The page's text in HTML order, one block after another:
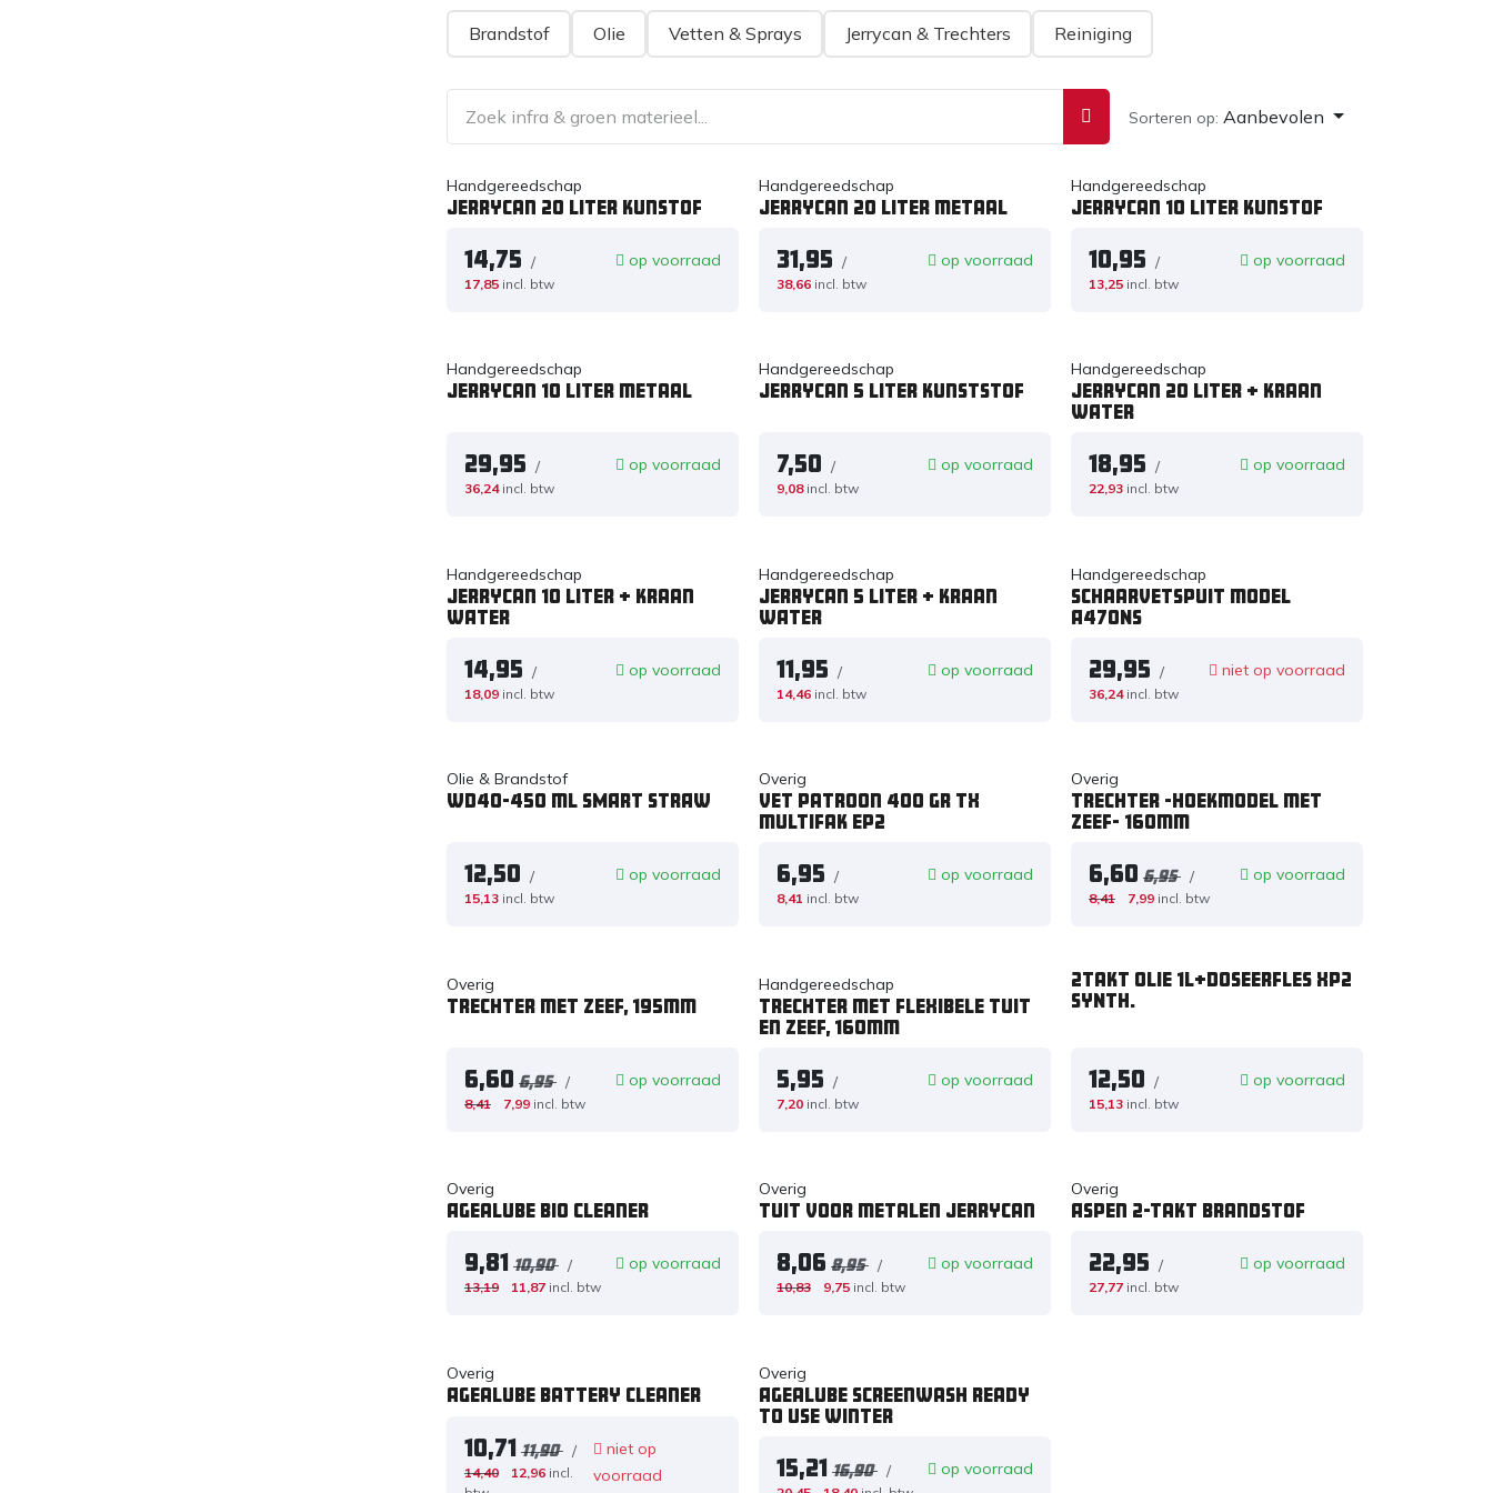
Brandstof OIie Vetten & Sprays Jerrycan & Trechters Reiniging
Sorteren op: Aanbevolen
Handgereedschap
Jerrycan 20 liter kunstof
14,75 /
17,85 incl. btw
op voorraad
Handgereedschap
Jerrycan 20 liter metaal
31,95 /
38,66 incl. btw
op voorraad
Handgereedschap
Jerrycan 10 liter kunstof
10,95 /
13,25 incl. btw
op voorraad
Handgereedschap
Jerrycan 10 liter metaal
29,95 /
36,24 incl. btw
op voorraad
Handgereedschap
Jerrycan 5 liter kunststof
7,50 /
9,08 incl. btw
op voorraad
Handgereedschap
Jerrycan 20 liter + kraan
WATER
18,95 /
22,93 incl. btw
op voorraad
Handgereedschap
Jerrycan 10 liter + kraan
WATER
14,95 /
18,09 incl. btw
op voorraad
Handgereedschap
Jerrycan 5 liter + kraan
WATER
11,95 /
14,46 incl. btw
op voorraad
Handgereedschap
Schaarvetspuit model
A470NS
29,95 /
36,24 incl. btw
niet op voorraad
Olie & Brandstof
WD40-450 ml SMART STRAW
12,50 /
15,13 incl. btw
op voorraad
Overig
Vet patroon 400 gr TX
multifak EP2
6,95 /
8,41 incl. btw
op voorraad
Overig
Trechter -hoekmodel met
zeef- 160mm
6,60 6,95 /
8,41 7,99 incl. btw
op voorraad
Overig
Trechter met zeef, 195mm
6,60 6,95 /
8,41 7,99 incl. btw
op voorraad
Handgereedschap
Trechter met flexibele tuit
en zeef, 160mm
5,95 /
7,20 incl. btw
op voorraad
2Takt olie 1L+doseerfles XP2
SYNTH.
12,50 /
15,13 incl. btw
op voorraad
Overig
Agealube Bio Cleaner
9,81 10,90 /
13,19 11,87 incl. btw
op voorraad
Overig
Tuit voor metalen jerrycan
8,06 8,95 /
10,83 9,75 incl. btw
op voorraad
Overig
Aspen 2-takt brandstof
22,95 /
27,77 incl. btw
op voorraad
Overig
Agealube Battery Cleaner
10,71 11,90 /
14,40 12,96 incl.
niet op
voorraad
Overig
Agealube Screenwash Ready
to use Winter
15,21 16,90 / op voorraad